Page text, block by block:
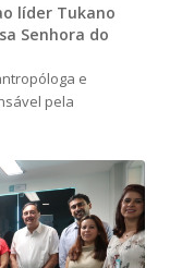
líder Tukano
Senhora do
e
pela